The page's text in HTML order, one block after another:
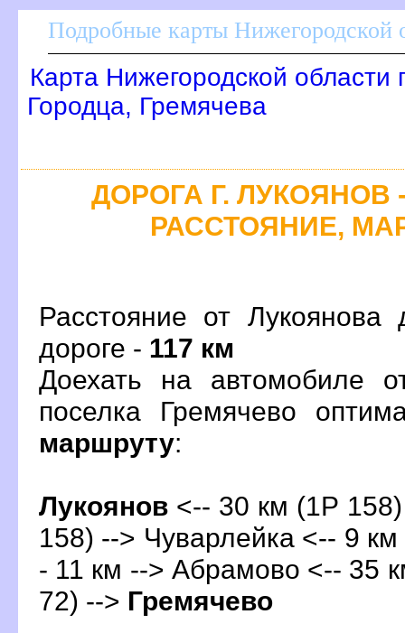
Подробные карты Нижегородской
Карта Нижегородской области
Городца, Гремячева
ДОРОГА Г. ЛУКОЯНОВ
РАССТОЯНИЕ,
Расстояние от
дороге - 117 км
Доехать на автомобиле
поселка Гремячево
маршруту:
Лукояно <-- 30 км (1Р
158) --> Чуварлейка <-- 9
- 11 км --> Абрамово <-- 35
72) --> Гремячево